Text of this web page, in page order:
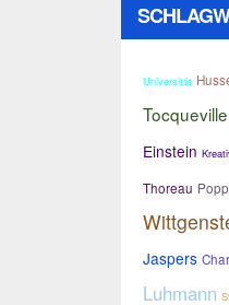
Universität
Tocqueville
Einstein
Thoreau
Jaspers
Luhmann